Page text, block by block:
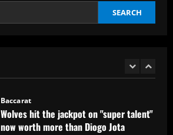
SEARCH
Baccarat
Baccarat
Wolves hit the jackpot on "super talent"
now worth more than Diogo Jota